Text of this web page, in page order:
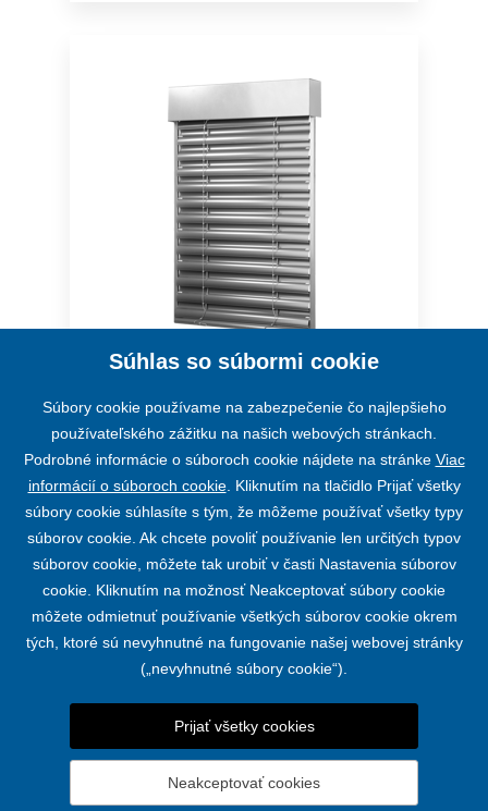
Setta 65
KONTAKT
© 2019 - 2026 FORSAN CREATIVE s.r.o. |
Súhlas so súbormi cookie
Súbory cookie používame na zabezpečenie čo najlepšieho
používateľského zážitku na našich webových stránkach.
Podrobné informácie o súboroch cookie nájdete na stránke Viac
informácií o súboroch cookie. Kliknutím na tlačidlo Prijať všetky
súbory cookie súhlasíte s tým, že môžeme používať všetky typy
súborov cookie. Ak chcete povoliť používanie len určitých typov
súborov cookie, môžete tak urobiť v časti Nastavenia súborov
cookie. Kliknutím na možnosť Neakceptovať súbory cookie
môžete odmietnuť používanie všetkých súborov cookie okrem
tých, ktoré sú nevyhnutné na fungovanie našej webovej stránky
(„nevyhnutné súbory cookie“).
Prijať všetky cookies
Neakceptovať cookies